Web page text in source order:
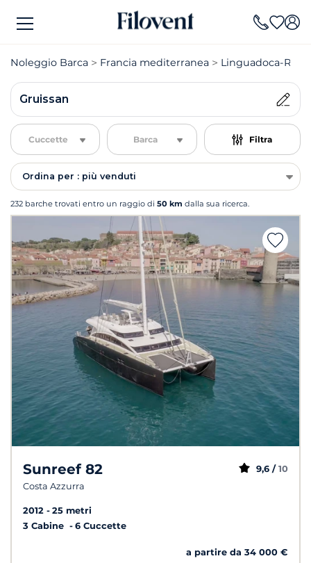
Noleggio Barca Francia mediterranea Linguadoca-
Gruissan
Cuccette Barca Filtra
Ordina per : più venduti
232 barche trovati entro un raggio di 50 km dalla sua ricerca.
Sunreef 82
Costa Azzurra
9,6 / 10
2012
25 metri
3 Cabine
6 Cuccette
a partire da 34 000 €